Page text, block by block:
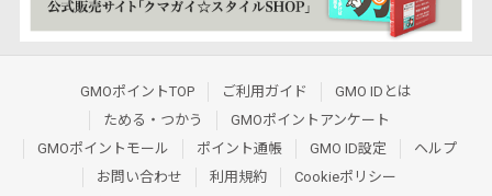
GMOポイントTOP ご利用ガイド
GMO IDとは
ためる・つかう
GMOポイントアンケート
GMOポイントモール
ポイント通帳 GMO ID設定
ヘルプ
お問い合わせ
利用規約
Cookieポリシー